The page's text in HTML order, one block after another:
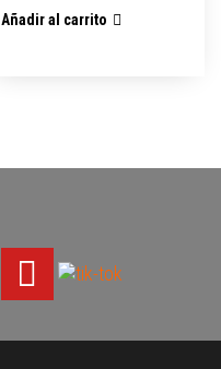
Añadir al carrito